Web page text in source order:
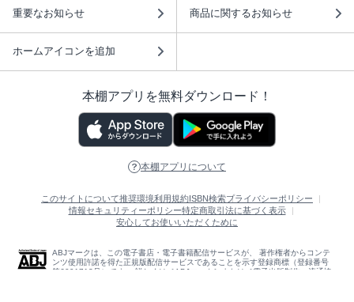
重要なお知らせ 商品に関するお知らせ
ホームアイコンを追加
本棚アプリを無料ダウンロード！
本棚アプリについて
このサイトについて推奨環境利用規約ISBN検索プライバシーポリシー
情報セキュリティーポリシー特定商取引法に基づく表示
安心してお使いいただくために
ABJマークは、この電子書店・電子書籍配信サービスが、 著作権者からコンテ
ンツ使用許諾を得た正規版配信サービスであることを示す登録商標（登録番号
第6091713号）です。 詳しくは［ABJマーク］または［電子出版制作・流通協